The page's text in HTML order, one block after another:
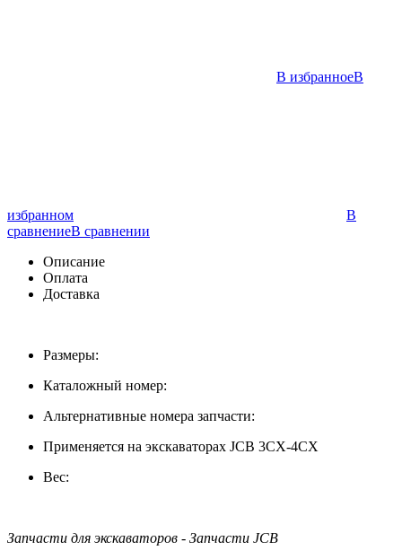
В избранноеВ
избранном
В
сравнениеВ сравнении
Описание
Оплата
Доставка
Размеры:
Каталожный номер:
Альтернативные номера запчасти:
Применяется на экскаваторах JCB 3CX-4CX
Вес:
Запчасти для экскаваторов - Запчасти JCB